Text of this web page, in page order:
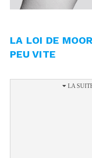
LA LOI DE
PEU VITE